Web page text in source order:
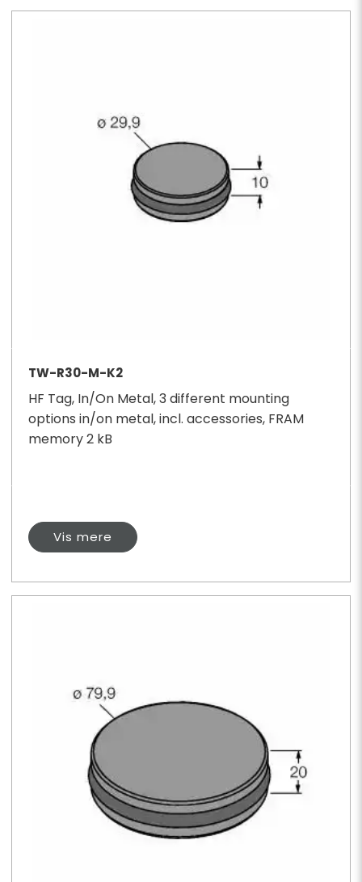
TW-R30-M-K2
HF Tag, In/On Metal, 3 different mounting
options in/on metal, incl. accessories, FRAM
memory 2 kB
Vis mere